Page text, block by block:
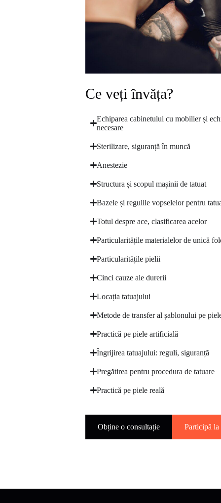
Ce veți învăța?
Echiparea cabinetului cu mobilier și
necesare
Sterilizare, siguranță în muncă
Anestezie
Structura și scopul mașinii de tatuat
Bazele și regulile vopselelor pentru
Totul despre ace, clasificarea acelor
Particularitățile materialelor de unică
Particularitățile pielii
Cinci cauze ale durerii
Locația tatuajului
Metode de transfer al șablonului pe
Practică pe piele artificială
Îngrijirea tatuajului: reguli, siguranță
Pregătirea pentru procedura de tatuare
Practică pe piele reală
Obține o consultație Participă la